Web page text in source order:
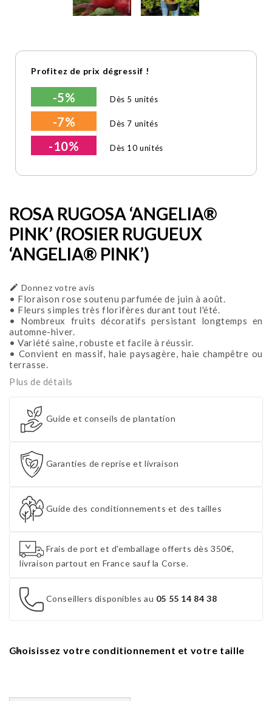
Profitez de prix dégressif !
-5% Dès 5 unités
-7% Dès 7 unités
-10% Dès 10 unités
ROSA RUGOSA ‘ANGELIA®
PINK’ (ROSIER RUGUEUX
‘ANGELIA® PINK’)
 Donnez votre avis
• Floraison rose soutenu parfumée de juin à août.
• Fleurs simples très florifères durant tout l'été.
• Nombreux fruits décoratifs persistant longtemps en
automne-hiver.
• Variété saine, robuste et facile à réussir.
• Convient en massif, haie paysagère, haie champêtre ou
terrasse.
Plus de détails
Guide et conseils de plantation
Garanties de reprise et livraison
Guide des conditionnements et des tailles
Frais de port et d'emballage offerts dès 350€,
livraison partout en France sauf la Corse.
Conseillers disponibles au 05 55 14 84 38
Choisissez votre conditionnement et votre taille